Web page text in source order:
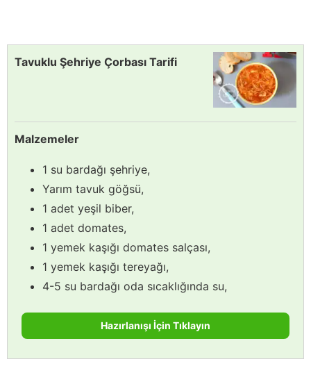
Tavuklu Şehriye Çorbası Tarifi
Malzemeler
1 su bardağı şehriye,
Yarım tavuk göğsü,
1 adet yeşil biber,
1 adet domates,
1 yemek kaşığı domates salçası,
1 yemek kaşığı tereyağı,
4-5 su bardağı oda sıcaklığında su,
Hazırlanışı İçin Tıklayın